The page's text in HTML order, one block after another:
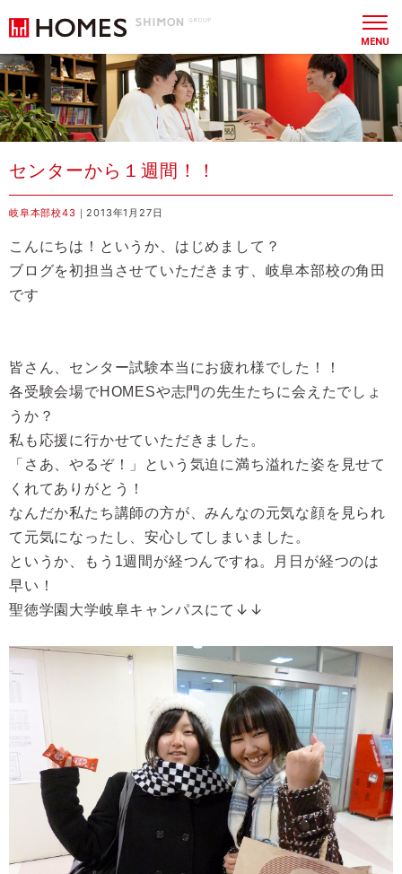
MENU
センターから１週間！！
岐阜本部校43 ｜2013年1月27日
こんにちは！というか、はじめまして？
ブログを初担当させていただきます、岐阜本部校の角田
です
皆さん、センター試験本当にお疲れ様でした！！
各受験会場でHOMESや志門の先生たちに会えたでしょ
うか？
私も応援に行かせていただきました。
「さあ、やるぞ！」という気迫に満ち溢れた姿を見せて
くれてありがとう！
なんだか私たち講師の方が、みんなの元気な顔を見られ
て元気になったし、安心してしまいました。
というか、もう 1週間が経つんですね。月日が経つのは
早い！
聖徳学園大学岐阜キャンパスにて↓↓